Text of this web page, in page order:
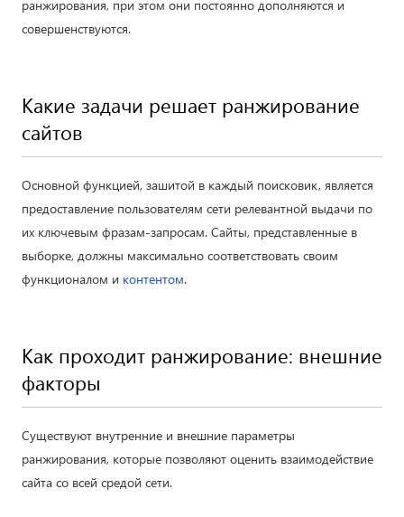
ранжирования, при этом они постоянно дополняются и
совершенствуются.
Какие задачи решает ранжирование
сайтов
Основной функцией, зашитой в каждый поисковик, является
предоставление пользователям сети релевантной выдачи по
их ключевым фразам-запросам. Сайты, представленные в
выборке, должны максимально соответствовать своим
функционалом и контентом.
Как проходит ранжирование: внешние
факторы
Существуют внутренние и внешние параметры
ранжирования, которые позволяют оценить взаимодействие
сайта со всей средой сети.